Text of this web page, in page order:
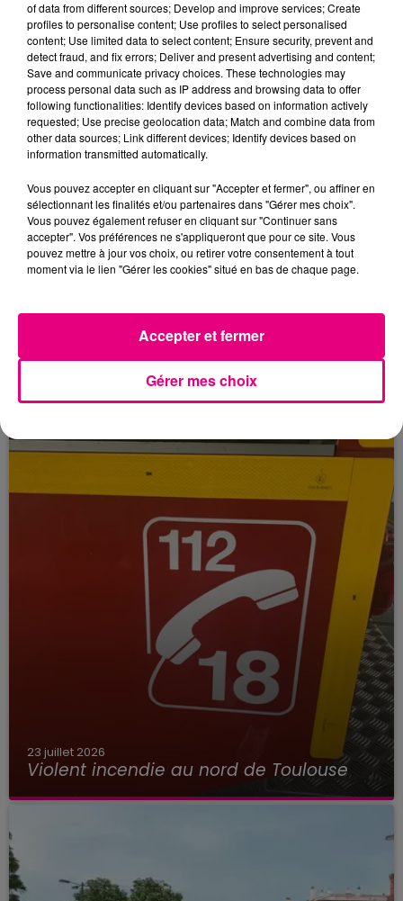
Incendie à Plaisance-du-Touch : des
habitations évacuées face à...
23 juillet 2026
Violent incendie au nord de Toulouse
of data from different sources; Develop and improve services; Create
profiles to personalise content; Use profiles to select personalised
content; Use limited data to select content; Ensure security, prevent and
detect fraud, and fix errors; Deliver and present advertising and content;
Save and communicate privacy choices. These technologies may
process personal data such as IP address and browsing data to offer
following functionalities: Identify devices based on information actively
requested; Use precise geolocation data; Match and combine data from
other data sources; Link different devices; Identify devices based on
information transmitted automatically.
Vous pouvez accepter en cliquant sur "Accepter et fermer", ou affiner en
sélectionnant les finalités et/ou partenaires dans "Gérer mes choix".
Vous pouvez également refuser en cliquant sur "Continuer sans
accepter". Vos préférences ne s'appliqueront que pour ce site. Vous
pouvez mettre à jour vos choix, ou retirer votre consentement à tout
moment via le lien "Gérer les cookies" situé en bas de chaque page.
Gérer mes choix
Accepter et fermer